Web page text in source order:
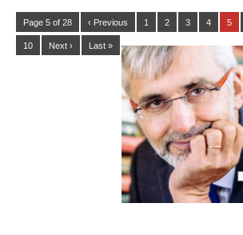
Page 5 of 28 ‹ Previous 1 2 3 4 5
10 Next › Last »